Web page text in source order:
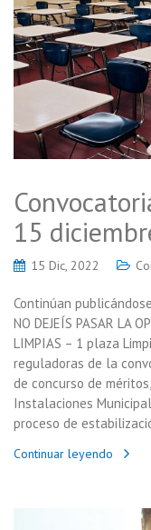
15
15 Dic, 2022
Continúan
NO DEJEÍS PASAR LA
LIMPIAS – 1 plaza
reguladoras de la
de concurso de
Instalaciones
proceso de
Continuar leyendo